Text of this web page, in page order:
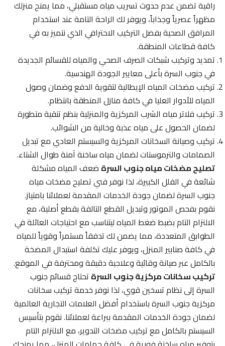
راقية تضمن عدم حدوث تسريب مياه مستقبلي، مما يمنح منزلك
مظهراً عصرياً وجذاباً، ويوفر لك الراحة التامة عند استخدام
المرافق الصحية بفضل التركيب الاحترافي الذي نتميز به في
كافة قطاعات المنطقة.
تمديد وتركيب شبكات الصرف الصحي والمياه للقسائم الجديدة
في جنوب السرة بأعلى معايير الجودة الهندسية.
تركيب مضخات المياه الإيطالية لتقوية الدفع وضمان وصول
المياه للأدوار العليا في كافة منازل المنطقة بانتظام.
تركيب فلاتر مياه الشرب المركزية والمنزلية بنظم تنقية متطورة
لضمان الحصول على مياه عذبة وخالية من الشوائب.
تركيب وصيانة السخانات المركزية والسيستم العادي مع تبديل
الصمامات والترموستات لضمان مياه ساخنة آمنة طوال الشتاء.
تصليح مضخات مياه جنوب السرةضعف المياه مشكلة
شائعة في الفلل الكبيرة، لذا نوفر فني تصليح مضخات مياه
جنوب السرة لضمان جودة الخدمات المقدمة لعملائنا بامتياز.
نقوم بفحص الموتور وتبديل القطع التالفة بقطع أصلية، مع
الالتزام التام بضبط ضغط المياه ليتناسب مع احتياجات العائلة في
الطوابق المتعددة، مما يضمن لك تدفقاً مستمراً وقوياً للمياه
في كافة صنابير المنزل، ويوفر عليك تكلفة استبدال المضخة
بالكامل عبر صيانة وقائية وعلاجية دقيقة ومحترفة في الموقع.
تركيب سخانات مركزية جنوب السرةتحتاج قسائم جنوب
السرة إلى نظام تسخين قوي، لذا نوفر خدمة تركيب سخانات
مركزية جنوب السرة باستخدام أفضل العلامات التجارية العالمية
لضمان جودة الخدمات المقدمة ببراعة لعملائنا. نقوم بتأسيس
السيستم بالكامل مع تركيب مضخات التدوير، مع الالتزام التام